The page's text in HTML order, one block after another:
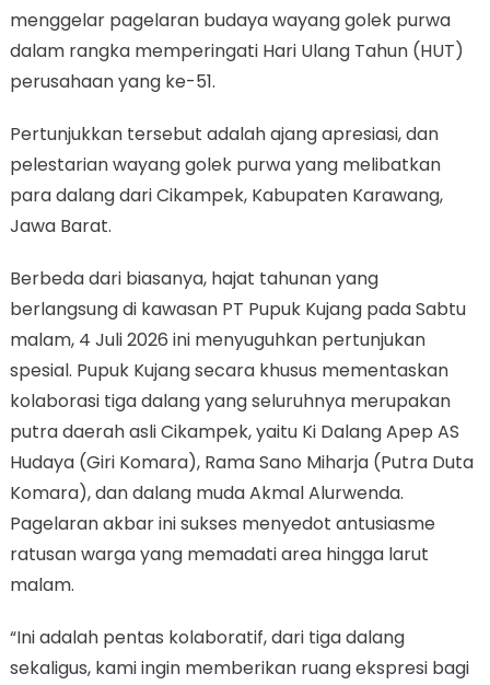
menggelar pagelaran budaya wayang golek purwa
dalam rangka memperingati Hari Ulang Tahun (HUT)
perusahaan yang ke-51.
Pertunjukkan tersebut adalah ajang apresiasi, dan
pelestarian wayang golek purwa yang melibatkan
para dalang dari Cikampek, Kabupaten Karawang,
Jawa Barat.
Berbeda dari biasanya, hajat tahunan yang
berlangsung di kawasan PT Pupuk Kujang pada Sabtu
malam, 4 Juli 2026 ini menyuguhkan pertunjukan
spesial. Pupuk Kujang secara khusus mementaskan
kolaborasi tiga dalang yang seluruhnya merupakan
putra daerah asli Cikampek, yaitu Ki Dalang Apep AS
Hudaya (Giri Komara), Rama Sano Miharja (Putra Duta
Komara), dan dalang muda Akmal Alurwenda.
Pagelaran akbar ini sukses menyedot antusiasme
ratusan warga yang memadati area hingga larut
malam.
“Ini adalah pentas kolaboratif, dari tiga dalang
sekaligus, kami ingin memberikan ruang ekspresi bagi